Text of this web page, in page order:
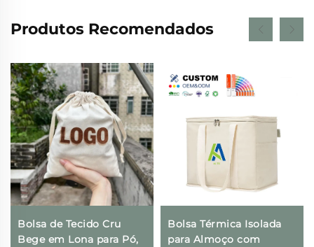
Produtos Recomendados
Bolsa de Tecido Cru
Bege em Lona para Pó,
Bolsa Térmica Isolada
para Almoço com